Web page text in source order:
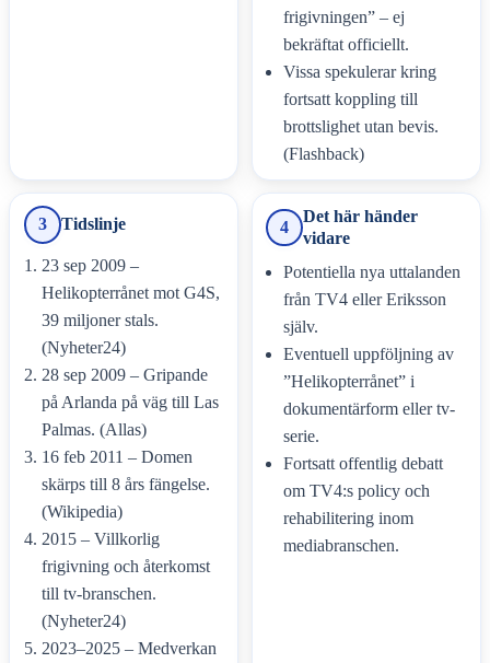
frigivningen” – ej
bekräftat officiellt.
Vissa spekulerar kring
fortsatt koppling till
brottslighet utan bevis.
(Flashback)
3 Tidslinje
23 sep 2009 –
Helikopterrånet mot G4S,
39 miljoner stals.
(Nyheter24)
28 sep 2009 – Gripande
på Arlanda på väg till Las
Palmas. (Allas)
16 feb 2011 – Domen
skärps till 8 års fängelse.
(Wikipedia)
2015 – Villkorlig
frigivning och återkomst
till tv-branschen.
(Nyheter24)
2023–2025 – Medverkan
4
Det här händer
vidare
Potentiella nya uttalanden
från TV4 eller Eriksson
själv.
Eventuell uppföljning av
”Helikopterrånet” i
dokumentärform eller tv-
serie.
Fortsatt offentlig debatt
om TV4:s policy och
rehabilitering inom
mediabranschen.